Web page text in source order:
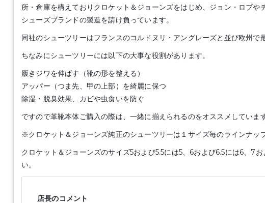
所・倉庫を構えておりクロケット＆ジョーンズをはじめ、ジョン・ロブ
シューズブランドの製造を請け負っています。
同社のシューツリーはフランスのコルドヌリ・アングレーズと並び欧州で
ちなみにシューツリーには以下の大事な役割があります。
履きジワを伸ばす（靴の形を整える）
アッパー（つま先、甲の上部）を綺麗に保つ
除湿・脱臭効果、カビや虫食いを防ぐ
ですので革靴本体ご購入の際は、一緒に揃えられるのをオススメしていま
※クロケット＆ジョーンズ純正のシューツリーは１サイズ毎のラインナップ
クロケット＆ジョーンズのサイズ5および5.5には5、6および6.5には6、7
い。
店長のコメント